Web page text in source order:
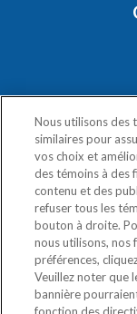
Nous utilisons des
similaires pour
vos choix et
des témoins à des
contenu et des
refuser tous les
bouton à droite.
nous utilisons, nos
préférences,
Veuillez noter que
bannière